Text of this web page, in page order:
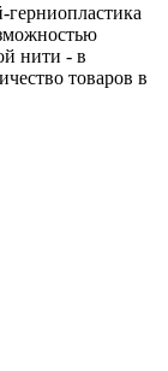
нити - в
товаров в